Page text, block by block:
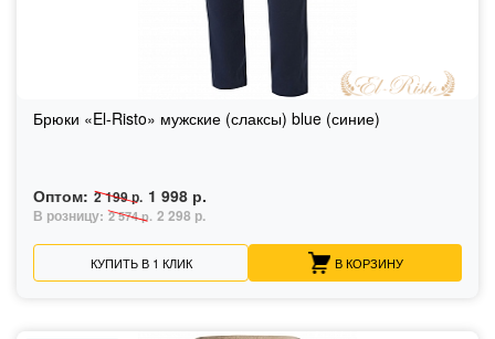
Брюки «El-Risto» мужские (слаксы) blue (синие)
Оптом: 2 199 р. 1 998 р.
В розницу: 2 574 р. 2 298 р.
КУПИТЬ В 1 КЛИК В КОРЗИНУ